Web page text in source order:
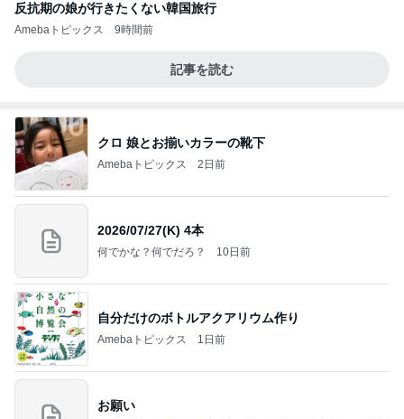
反抗期の娘が行きたくない韓国旅行
Amebaトピックス 9時間前
記事を読む
クロ 娘とお揃いカラーの靴下
Amebaトピックス 2日前
2026/07/27(K) 4本
何でかな？何でだろ？ 10日前
自分だけのボトルアクアリウム作り
Amebaトピックス 1日前
お願い